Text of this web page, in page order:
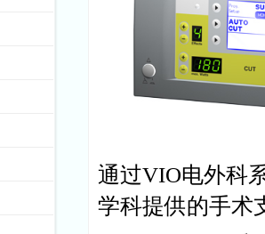
通过VIO电外科
学科提供的手术